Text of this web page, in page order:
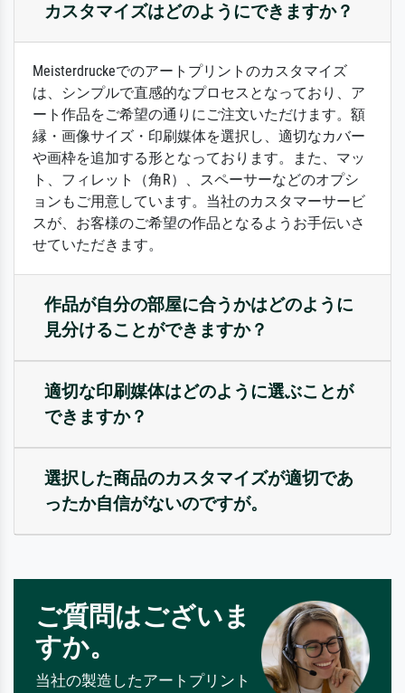
カスタマイズはどのようにできますか？
Meisterdruckeでのアートプリントのカスタマイズ
は、シンプルで直感的なプロセスとなっており、ア
ート作品をご希望の通りにご注文いただけます。額
縁・画像サイズ・印刷媒体を選択し、適切なカバー
や画枠を追加する形となっております。また、マッ
ト、フィレット（角R）、スペーサーなどのオプシ
ョンもご用意しています。当社のカスタマーサービ
スが、お客様のご希望の作品となるようお手伝いさ
せていただきます。
作品が自分の部屋に合うかはどのように
見分けることができますか？
適切な印刷媒体はどのように選ぶことが
できますか？
選択した商品のカスタマイズが適切であ
ったか自信がないのですが。
ご質問はございま
すか。
当社の製造したアートプリント